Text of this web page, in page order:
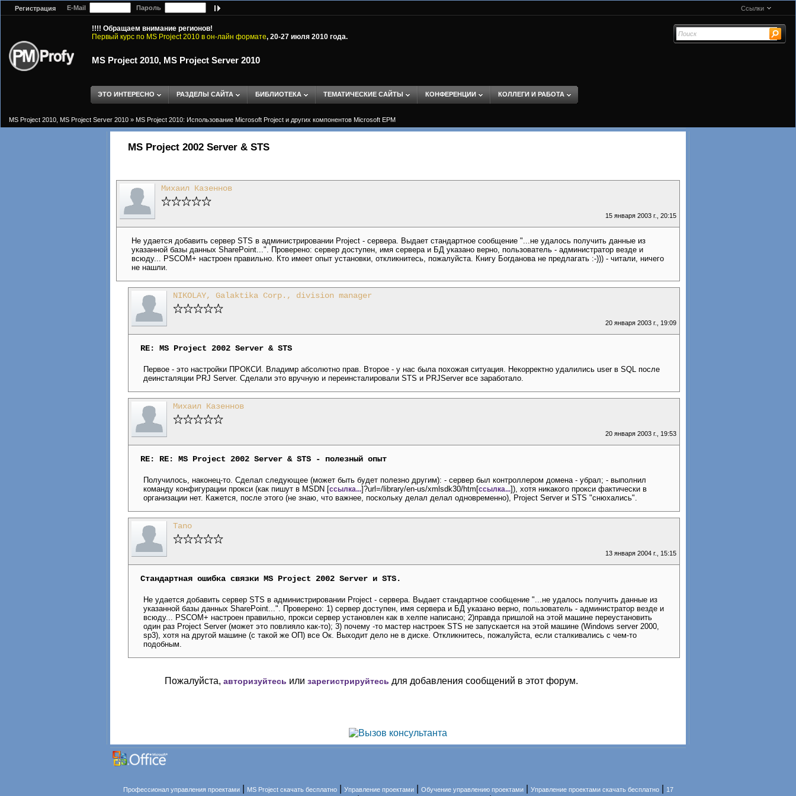
Регистрация E-Mail Пароль Ссылки
!!!! Обращаем внимание регионов!
Первый курс по MS Project 2010 в он-лайн формате, 20-27 июля 2010 года.
MS Project 2010, MS Project Server 2010
ЭТО ИНТЕРЕСНО РАЗДЕЛЫ САЙТА БИБЛИОТЕКА ТЕМАТИЧЕСКИЕ САЙТЫ КОНФЕРЕНЦИИ КОЛЛЕГИ И РАБОТА
MS Project 2010, MS Project Server 2010 » MS Project 2010: Использование Microsoft Project и других компонентов Microsoft EPM
MS Project 2002 Server & STS
Михаил Казеннов
15 января 2003 г., 20:15
Не удается добавить сервер STS в администрировании Project - сервера. Выдает стандартное сообщение "...не удалось получить данные из
указанной базы данных SharePoint...". Проверено: сервер доступен, имя сервера и БД указано верно, пользователь - администратор везде и
всюду... PSCOM+ настроен правильно. Кто имеет опыт установки, откликнитесь, пожалуйста. Книгу Богданова не предлагать :-))) - читали, ничего
не нашли.
NIKOLAY, Galaktika Corp., division manager
20 января 2003 г., 19:09
RE: MS Project 2002 Server & STS
Первое - это настройки ПРОКСИ. Владимр абсолютно прав. Второе - у нас была похожая ситуация. Некорректно удалились user в SQL после
деинсталяции PRJ Server. Сделали это вручную и переинсталировали STS и PRJServer все заработало.
Михаил Казеннов
20 января 2003 г., 19:53
RE: RE: MS Project 2002 Server & STS - полезный опыт
Получилось, наконец-то. Сделал следующее (может быть будет полезно другим): - сервер был контроллером домена - убрал; - выполнил
команду конфигурации прокси (как пишут в MSDN [ссылка...]?url=/library/en-us/xmlsdk30/htm[ссылка...]), хотя никакого прокси фактически в
организации нет. Кажется, после этого (не знаю, что важнее, поскольку делал делал одновременно), Project Server и STS "снюхались".
Tano
13 января 2004 г., 15:15
Стандартная ошибка связки MS Project 2002 Server и STS.
Не удается добавить сервер STS в администрировании Project - сервера. Выдает стандартное сообщение "...не удалось получить данные из
указанной базы данных SharePoint...". Проверено: 1) сервер доступен, имя сервера и БД указано верно, пользователь - администратор везде и
всюду... PSCOM+ настроен правильно, прокси сервер установлен как в хелпе написано; 2)правда пришлой на этой машине переустановить
один раз Project Server (может это повлияло как-то); 3) почему -то мастер настроек STS не запускается на этой машине (Windows server 2000,
sp3), хотя на другой машине (с такой же ОП) все Ок. Выходит дело не в диске. Откликнитесь, пожалуйста, если сталкивались с чем-то
подобным.
Пожалуйста, авторизуйтесь или зарегистрируйтесь для добавления сообщений в этот форум.
Профессионал управления проектами| MS Project скачать бесплатно| Управление проектами| Обучение управлению проектами| Управление проектами скачать бесплатно| 17